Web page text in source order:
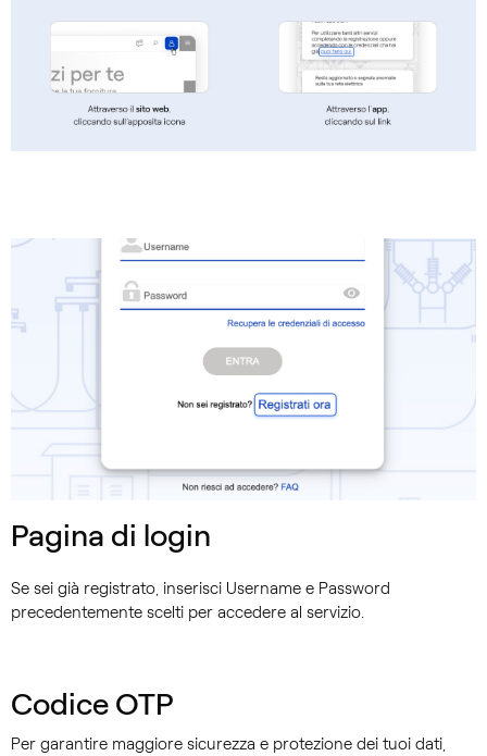
Pagina di login
Se sei già registrato, inserisci Username e Password
precedentemente scelti per accedere al servizio.
Codice OTP
Per garantire maggiore sicurezza e protezione dei tuoi dati,